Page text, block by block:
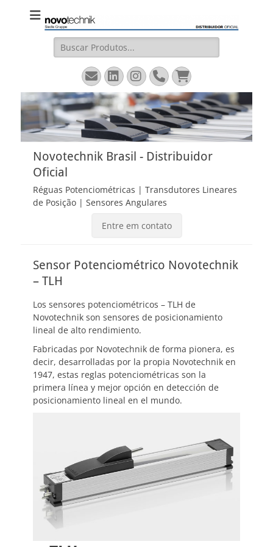
Novotechnik
Brasil
Site Oficial – Régua Potenciométrica, Transdutor Linear
Magnetostritivo, Sensores Angulares
Buscar:
EmailLinkedIn
Instagram
FoneCarrinho
Novotechnik Brasil - Distribuidor
Oficial
Réguas Potenciométricas | Transdutores Lineares
de Posição | Sensores Angulares
Entre em contato
Sensor Potenciométrico Novotechnik
– TLH
Los sensores potenciométricos – TLH de
Novotechnik son sensores de posicionamiento
lineal de alto rendimiento.
Fabricadas por Novotechnik de forma pionera, es
decir, desarrolladas por la propia Novotechnik en
1947, estas reglas potenciométricas son la
primera línea y mejor opción en detección de
posicionamiento lineal en el mundo.